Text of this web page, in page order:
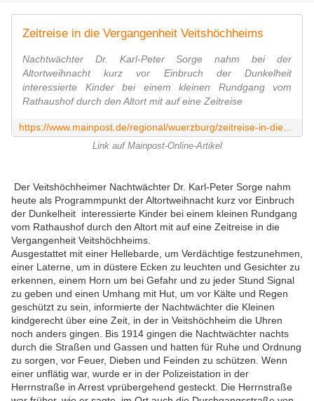
Zeitreise in die Vergangenheit Veitshöchheims
Nachtwächter Dr. Karl-Peter Sorge nahm bei der
Altortweihnacht kurz vor Einbruch der Dunkelheit
interessierte Kinder bei einem kleinen Rundgang vom
Rathaushof durch den Altort mit auf eine Zeitreise
Link auf Mainpost-Online-Artikel
Der Veitshöchheimer Nachtwächter Dr. Karl-Peter Sorge nahm
heute als Programmpunkt der Altortweihnacht kurz vor Einbruch
der Dunkelheit interessierte Kinder bei einem kleinen Rundgang
vom Rathaushof durch den Altort mit auf eine Zeitreise in die
Vergangenheit Veitshöchheims.
Ausgestattet mit einer Hellebarde, um Verdächtige festzunehmen,
einer Laterne, um in düstere Ecken zu leuchten und Gesichter zu
erkennen, einem Horn um bei Gefahr und zu jeder Stund Signal
zu geben und einen Umhang mit Hut, um vor Kälte und Regen
geschützt zu sein, informierte der Nachtwächter die Kleinen
kindgerecht über eine Zeit, in der in Veitshöchheim die Uhren
noch anders gingen. Bis 1914 gingen die Nachtwächter nachts
durch die Straßen und Gassen und hatten für Ruhe und Ordnung
zu sorgen, vor Feuer, Dieben und Feinden zu schützen. Wenn
einer unflätig war, wurde er in der Polizeistation in der
Herrnstraße in Arrest vprübergehend gesteckt. Die Herrnstraße